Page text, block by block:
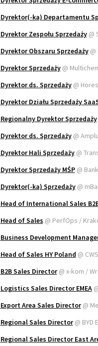
Dyrektor(-ka) Departamentu
Dyrektor Zespołu Sprzedaży @
Dyrektor Obszaru Sprzedaży
Dyrektor Sprzedaży @
Dyrektor ds. Sprzedaży @
Dyrektor Działu Sprzedaży
Regionalny Dyrektor Sprzedaży
Dyrektor ds. Sprzedaży @
Dyrektor Hali Sprzedaży @
Dyrektor Sprzedaży MŚP @
Dyrektor(-ka) Sprzedaży @
Head of International Sales
Head of Sales @ PerfOps /
Business Development
Head of Sales HY Poland @
B2B Sales Director @ x-kom /
Logistics Sales Director EMEA
Export Area Sales Director @
Regional Sales Director @ BYD
Regional Sales Director East